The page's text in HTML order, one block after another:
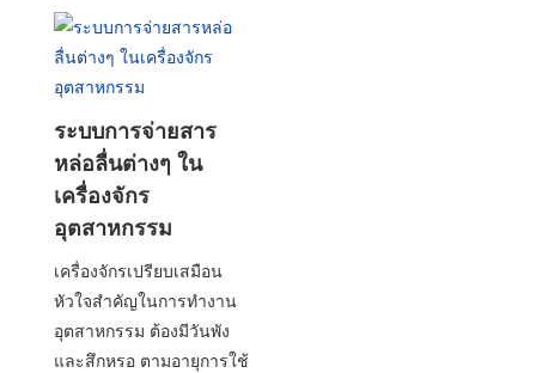
ระบบการจ่ายสาร
หล่อลื่นต่างๆ ใน
เครื่องจักร
อุตสาหกรรม
เครื่องจักรเปรียบเสมือน
หัวใจสำคัญในการทำงาน
อุตสาหกรรม ต้องมีวันพัง
และสึกหรอ ตามอายุการใช้